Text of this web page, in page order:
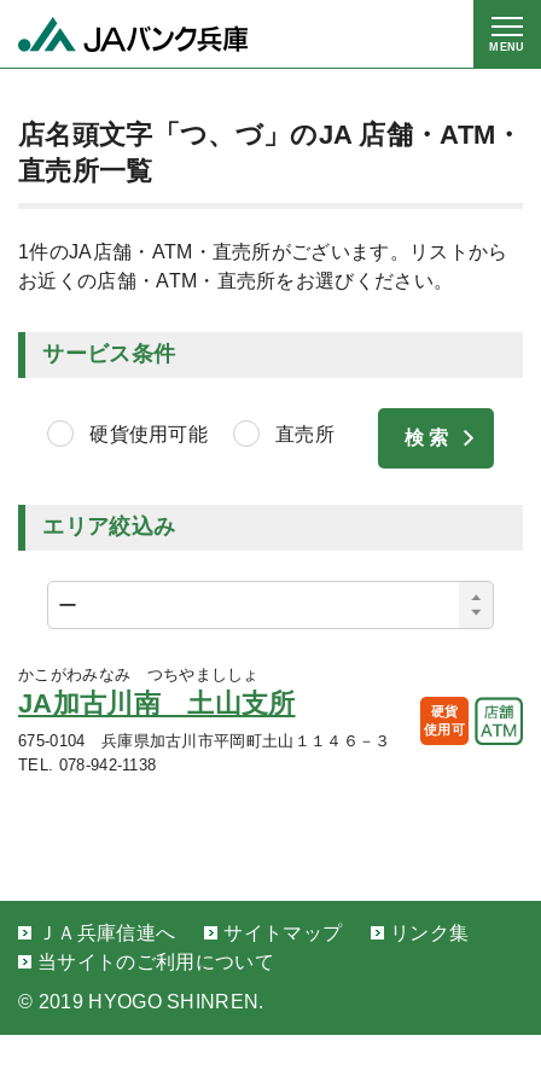
MENU
店名頭文字「つ、づ」のJA 店舗・ATM・
直売所一覧
1件のJA店舗・ATM・直売所がございます。リストから
お近くの店舗・ATM・直売所をお選びください。
かこがわみなみ つちやまししょ
JA加古川南 土山支所
675-0104 兵庫県加古川市平岡町土山１１４６－３
TEL. 078-942-1138
硬貨
使用可
サービス条件
硬貨使用可能 直売所
エリア絞込み
ＪＡ兵庫信連へ サイトマップ
リンク集
当サイトのご利用について
© 2019 HYOGO SHINREN.